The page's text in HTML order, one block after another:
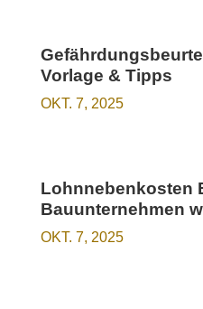
Vorlage & Tipps
OKT. 7, 2025
Lohnnebenkosten
Bauunternehmen
OKT. 7, 2025